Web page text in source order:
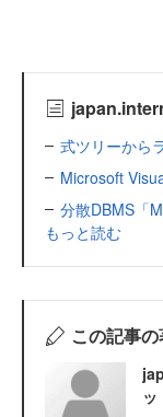
式ツリーから
Microsoft
分散DBMS「
もっと読む
この記事
ッ